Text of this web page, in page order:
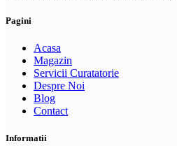
Pagini
Acasa
Magazin
Servicii Curatatorie
Despre Noi
Blog
Contact
Informatii